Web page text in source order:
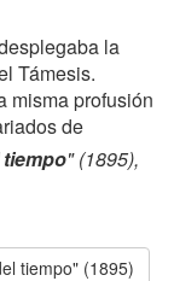
la
Támesis.
misma profusión
de
" (1895),
tiempo" (1895)